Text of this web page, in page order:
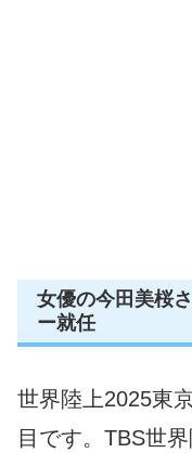
女優の今田美桜
ー就任
世界陸上2025東
目です。TBS世